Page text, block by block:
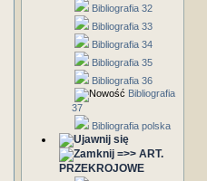
Bibliografia 32
Bibliografia 33
Bibliografia 34
Bibliografia 35
Bibliografia 36
Bibliografia
37
Bibliografia polska
=>> ART.
PRZEKROJOWE